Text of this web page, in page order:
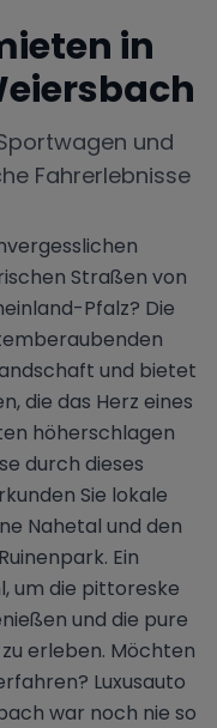
in
und
Fahrerlebnisse
Straßen von
Pfalz? Die
und bietet
die das Herz eines
höherschlagen
durch dieses
Sie lokale
Nahetal und den
Ein
um die pittoreske
und die pure
erleben. Möchten
Luxusauto
war noch nie so